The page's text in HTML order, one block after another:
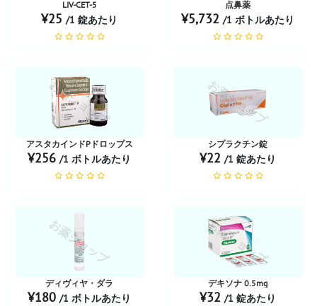
LIV-CET-5
¥25 /1 錠あたり
点鼻薬
¥5,732 /1 ボトルあたり
お薬ショップ
アスタカインドPドロップス
¥256 /1 ボトルあたり
お薬ショップ
シプラクチン錠
¥22 /1 錠あたり
お薬ショップ
ディヴィヤ・ダラ
¥180 /1 ボトルあたり
お薬ショップ
デキソナ 0.5mg
¥32 /1 錠あたり